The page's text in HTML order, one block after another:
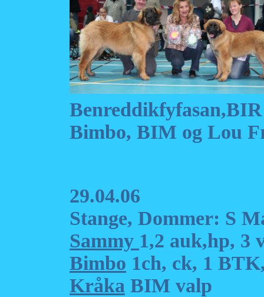
Bimbo, BIM og Lou
29.04.06
Stange, Dommer: S
Sammy 1,2 auk,hp, 3
Bimbo 1ch, ck, 1
Kråka BIM valp